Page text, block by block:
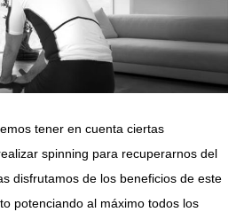
tener en cuenta ciertas
spinning para recuperarnos del
disfrutamos de los beneficios de este
potenciando al máximo todos los